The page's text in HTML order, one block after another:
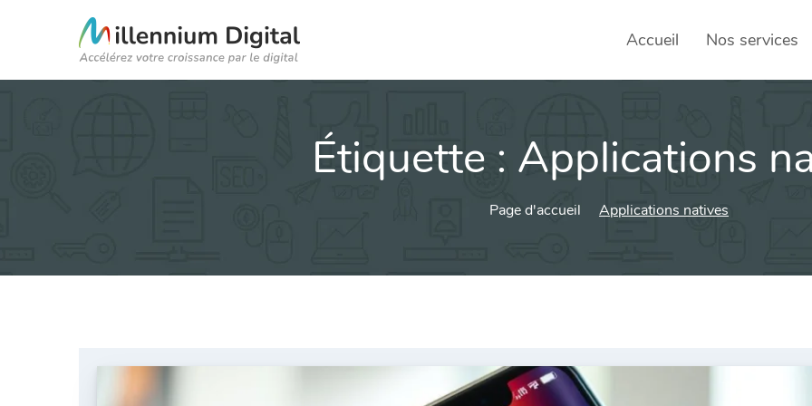
Accueil Nos services
SEO
Étiquette : Applications
Page d'accueil Applications natives